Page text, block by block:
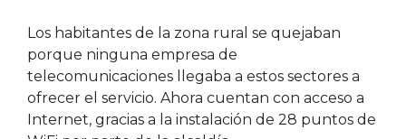
Los habitantes de la zona rural se quejaban
porque ninguna empresa de
telecomunicaciones llegaba a estos sectores a
ofrecer el servicio. Ahora cuentan con acceso a
Internet, gracias a la instalación de 28 puntos de